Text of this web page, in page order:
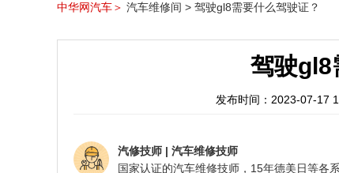
中华网汽车＞ 汽车维修间 > 驾驶gl8需要什么驾驶证？
驾驶gl8
发布时间：2023-07-17
汽修技师 | 汽车维修技师